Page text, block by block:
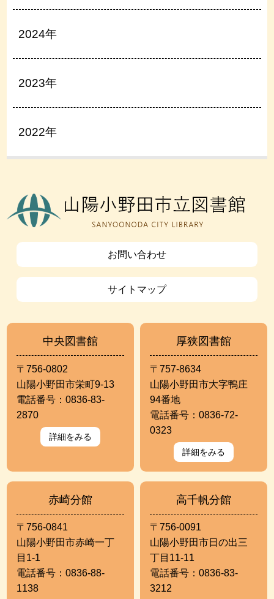
2024年
2023年
2022年
お問い合わせ
サイトマップ
中央図書館
〒756-0802
山陽小野田市栄町9-13
電話番号：0836-83-
2870
詳細をみる
厚狭図書館
〒757-8634
山陽小野田市大字鴨庄
94番地
電話番号：0836-72-
0323
詳細をみる
赤崎分館
〒756-0841
山陽小野田市赤崎一丁
目1-1
電話番号：0836-88-
1138
高千帆分館
〒756-0091
山陽小野田市日の出三
丁目11-11
電話番号：0836-83-
3212